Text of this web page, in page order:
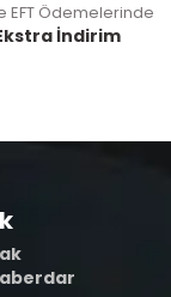
EFT Ödemelerinde
İndirim